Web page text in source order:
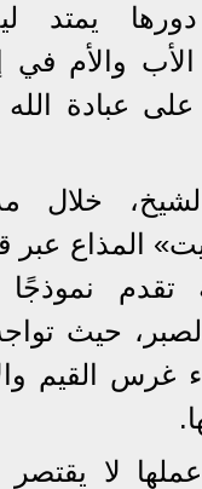
يمتد
والأم في
عبادة الله
خلال
المذاع عبر
تقدم
حيث
غرس القيم
لا